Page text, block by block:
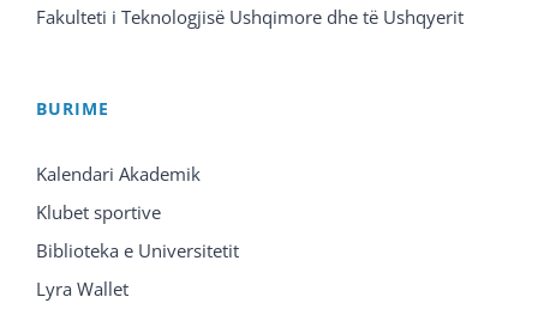
Fakulteti i Teknologjisë Ushqimore dhe të Ushqyerit
BURIME
Kalendari Akademik
Klubet sportive
Biblioteka e Universitetit
Lyra Wallet